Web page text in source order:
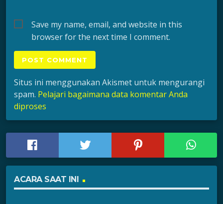
Save my name, email, and website in this
browser for the next time I comment.
Situs ini menggunakan Akismet untuk mengurangi
spam. Pelajari bagaimana data komentar Anda
diproses
ACARA SAAT INI